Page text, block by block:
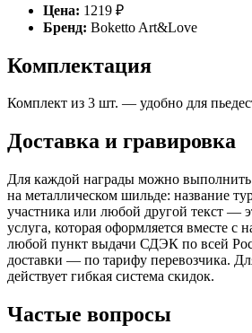
Цена: 1219 ₽
Бренд: Boketto Art&Love
Комплектация
Комплект из 3 шт. — удобно для
Доставка и гравировка
Для каждой награды можно выполнить
на металлическом шильде: название
участника или любой другой текст —
услуга, которая оформляется вместе с
любой пункт выдачи СДЭК по всей
доставки — по тарифу перевозчика.
действует гибкая система скидок.
Частые вопросы